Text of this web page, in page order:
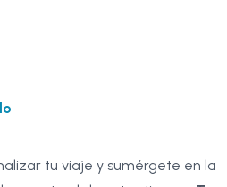
tu viaje y sumérgete en la